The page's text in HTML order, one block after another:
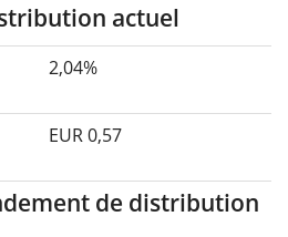
actuel
2,04%
EUR 0,57
de distribution